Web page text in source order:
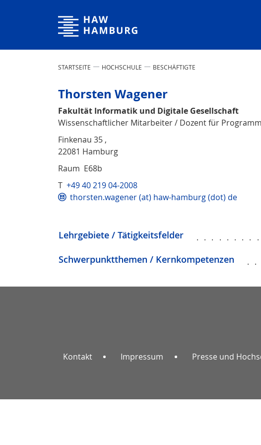
Hochschule für Angewandte Wissenschaften Hamburg
STARTSEITE HOCHSCHULE BESCHÄFTIGTE
Thorsten Wagener
Fakultät Informatik und Digitale Gesellschaft
Wissenschaftlicher Mitarbeiter / Dozent für
Finkenau 35 ,
22081 Hamburg
Raum E68b
T +49 40 219 04-2008
thorsten.wagener (at) haw-hamburg (dot) de
Lehrgebiete / Tätigkeitsfelder
Schwerpunktthemen / Kernkompetenzen
Kontakt Impressum Presse und